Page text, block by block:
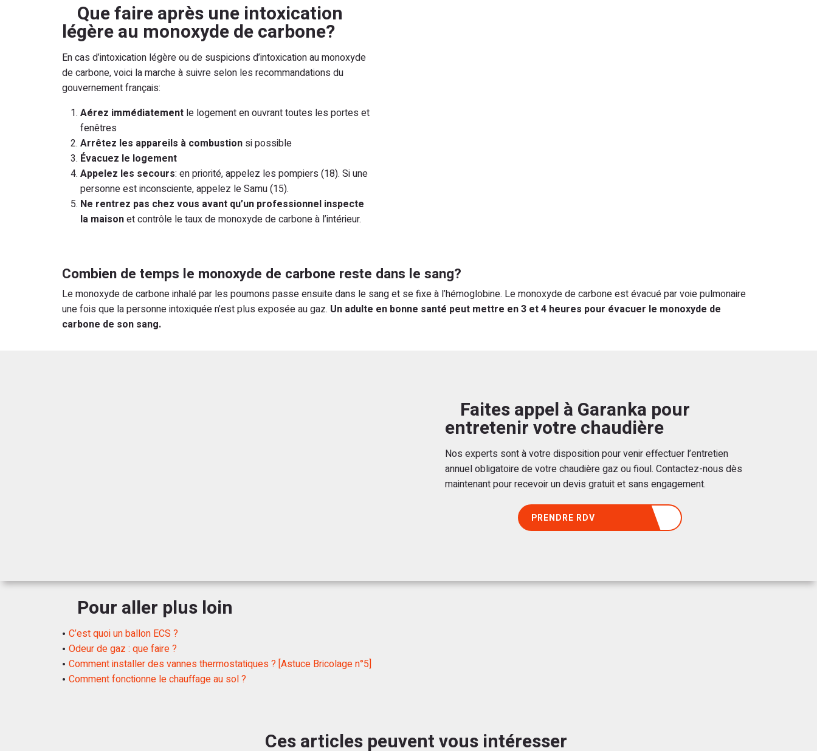
Que faire après une intoxication
légère au monoxyde de carbone?
En cas d’intoxication légère ou de suspicions d’intoxication au monoxyde
de carbone, voici la marche à suivre selon les recommandations du
gouvernement français:
Aérez immédiatement le logement en ouvrant toutes les portes et
fenêtres
Arrêtez les appareils à combustion si possible
Évacuez le logement
Appelez les secours: en priorité, appelez les pompiers (18). Si une
personne est inconsciente, appelez le Samu (15).
Ne rentrez pas chez vous avant qu’un professionnel inspecte
la maisonet contrôle le taux de monoxyde de carbone à l’intérieur.
Combien de temps le monoxyde de carbone reste dans le sang?
Le monoxyde de carbone inhalé par les poumons passe ensuite dans le sang et se fixe à l’hémoglobine. Le monoxyde de carbone est évacué par voie pulmonaire
une fois que la personne intoxiquée n’est plus exposée au gaz. Un adulte en bonne santé peut mettre en 3 et 4 heures pour évacuer le monoxyde de
carbone de son sang.
Faites appel à Garanka pour
entretenir votre chaudière
Nos experts sont à votre disposition pour venir effectuer l’entretien
annuel obligatoire de votre chaudière gaz ou fioul. Contactez-nous dès
maintenant pour recevoir un devis gratuit et sans engagement.
PRENDRE RDV
Pour aller plus loin
C’est quoi un ballon ECS ?
Odeur de gaz : que faire ?
Comment installer des vannes thermostatiques ? [Astuce Bricolage n°5]
Comment fonctionne le chauffage au sol ?
Ces articles peuvent vous intéresser